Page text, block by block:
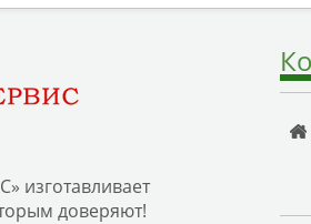
изготавливает
доверяют!